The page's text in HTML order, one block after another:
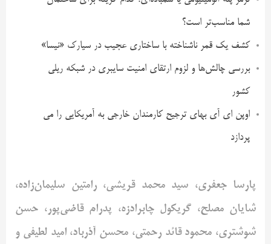
شما مناسب‌تر است؟
کشف یک قمر ناشناخته با ساختاری عجیب در سیارک «نیسا»
بررسی چالش‌ها و لزوم ارتقای امنیت سایبری در شبکه ریلی
کشور
اوپن ای آی بهای ترجیح کارمندان خارجی به آمریکایی را می
پردازد
پارسا جعفری، سید محمد قریشی، رامتین سلیمان‌زاده،
شایان مصلح، گریکول چابرادزه، پدرام قاضی‌پور، حسن
شوشتری، محمودقائد رحمتی، محسن آذرباد، امید لطیفی و